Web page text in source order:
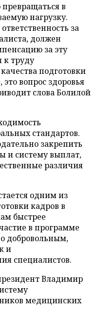
в
нагрузку.
за
должен
за эту
к труду
подготовки
вопрос здоровья
слова Болилой
стандартов.
закрепить
и систему выплат,
различия
одним из
кадров в
быстрее
в программе
добровольным,
и
специалистов.
Владимир
медицинских